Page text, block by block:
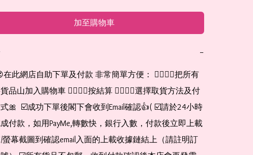
加至購物車
−
品山加入購物車 👉🏻👉🏻按結算 👉🏻👉🏻選擇取貨方法及付
🎀  ☑️成功下單後閣下會收到Email確認👍( ☑️請於24小時
付款，如用PayMe,轉數快，銀行入數，付款後立即上載
螢幕截圖到確認email入面的上載收據鏈結上（請註明訂